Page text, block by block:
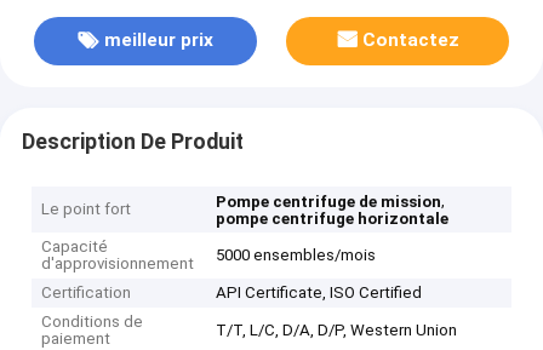
meilleur prix Contactez
Description De Produit
Le point fort Pompe centrifuge de mission,
pompe centrifuge horizontale
Capacité
d'approvisionnement
5000 ensembles/mois
Certification
API Certificate, ISO Certified
Conditions de
paiement
T/T, L/C, D/A, D/P, Western Union